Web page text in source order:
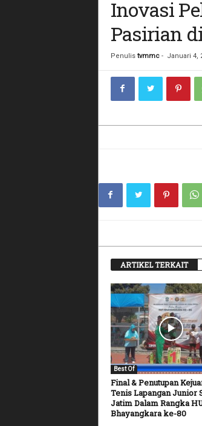
Inovasi
Pasirian
Penulis tvmmc- Januari 4,
ARTIKEL TERKAIT
Best Of
Final & Penutupan
Tenis Lapangan Junior
Jatim Dalam Rangka
Bhayangkara ke-80